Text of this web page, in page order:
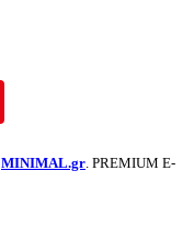
MINIMAL.gr . PREMIUM E-